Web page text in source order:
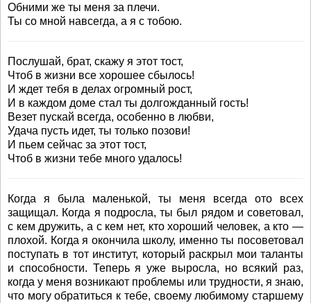
Обними же ты меня за плечи.
Ты со мной навсегда, а я с тобою.
Послушай, брат, скажу я этот тост,
Чтоб в жизни все хорошее сбылось!
И ждет тебя в делах огромный рост,
И в каждом доме стал ты долгожданный гость!
Везет пускай всегда, особенно в любви,
Удача пусть идет, ты только позови!
И пьем сейчас за этот тост,
Чтоб в жизни тебе много удалось!
Когда я была маленькой, ты меня всегда ото всех
защищал. Когда я подросла, ты был рядом и советовал,
с кем дружить, а с кем нет, кто хороший человек, а кто —
плохой. Когда я окончила школу, именно ты посоветовал
поступать в тот институт, который раскрыл мои таланты
и способности. Теперь я уже выросла, но всякий раз,
когда у меня возникают проблемы или трудности, я знаю,
что могу обратиться к тебе, своему любимому старшему